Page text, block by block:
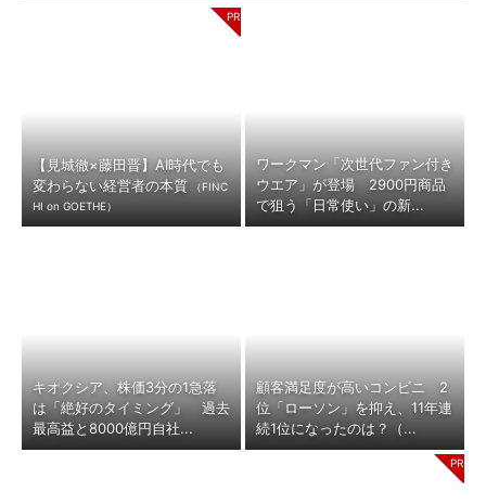
【見城徹×藤田晋】AI時代でも
変わらない経営者の本質
（FINC
HI on GOETHE）
ワークマン「次世代ファン付き
ウエア」が登場 2900円商品
で狙う「日常使い」の新...
キオクシア、株価3分の1急落
は「絶好のタイミング」 過去
最高益と8000億円自社...
顧客満足度が高いコンビニ 2
位「ローソン」を抑え、11年連
続1位になったのは？（...